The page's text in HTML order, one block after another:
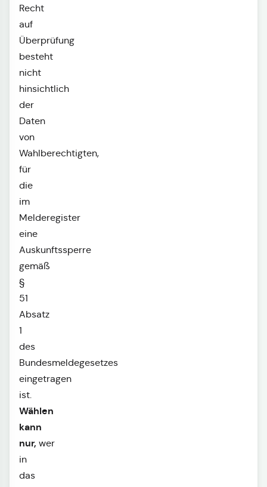
Recht
auf
Überprüfung
besteht
nicht
hinsichtlich
der
Daten
von
Wahlberechtigten,
für
die
im
Melderegister
eine
Auskunftssperre
gemäß
§
51
Absatz
1
des
Bundesmeldegesetzes
eingetragen
ist.
Wählen
kann
nur, wer
in
das